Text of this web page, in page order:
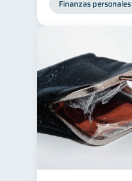
Finanzas personales